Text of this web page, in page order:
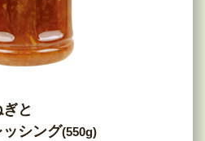
と
ッシング(550g)